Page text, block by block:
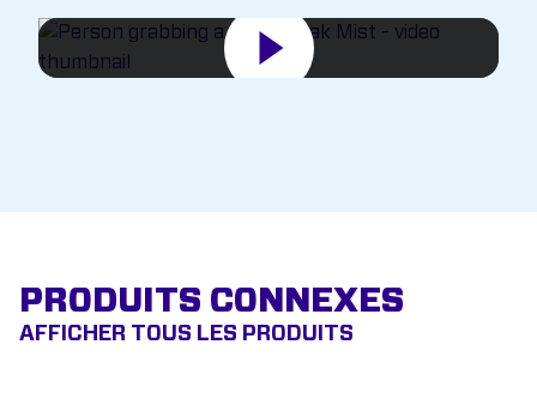
PRODUITS CONNEXES
AFFICHER TOUS LES PRODUITS